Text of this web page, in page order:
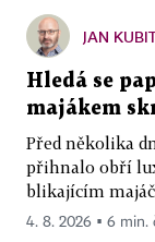
JAN
Hledá se
majákem
Před několika
přihnalo obří
blikajícím
4. 8. 2026 ▪ 6 min.